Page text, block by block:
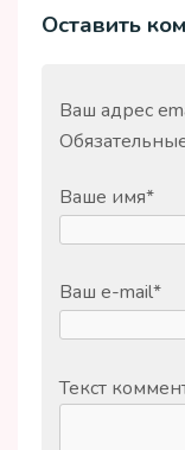
Оставить
Ваш адрес
Ваше имя*
Ваш e-mail*
Текст